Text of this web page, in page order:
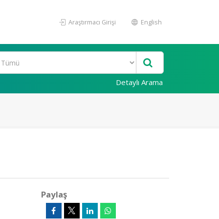
Araştırmacı Girişi English
Detaylı Arama
Paylaş